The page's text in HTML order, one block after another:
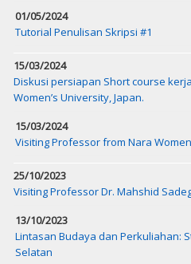
01/05/2024
Tutorial Penulisan Skripsi #1
15/03/2024
Diskusi persiapan Short course
Women’s University, Japan.
15/03/2024
Visiting Professor from Nara
25/10/2023
Visiting Professor Dr. Mahshid
13/10/2023
Lintasan Budaya dan Perkuliahan:
Selatan